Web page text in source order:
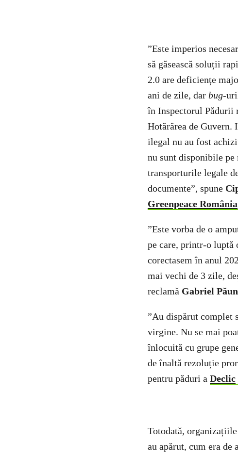
”Este imperios
să găsească soluții
2.0 are deficiențe
ani de zile, dar bug-
în Inspectorul Pădurii
Hotărârea de Guvern.
ilegal nu au fost
nu sunt disponibile
transporturile legale
documente”, spune
Greenpeace România
”Este vorba de o
pe care, printr-o luptă
corectasem în anul
mai vechi de 3 zile,
reclamă Gabriel Păun
”Au dispărut complet
virgine. Nu se mai
înlocuită cu grupe
de înaltă rezoluție
pentru păduri a Declic
Totodată,
au apărut, cum era